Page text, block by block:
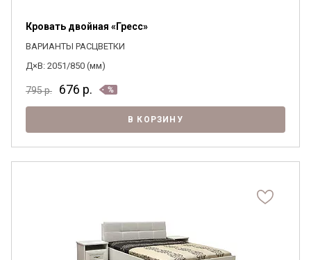
Кровать двойная «Гресс»
ВАРИАНТЫ РАСЦВЕТКИ
Д×В: 2051/850 (мм)
795р. 676 р.
В КОРЗИНУ